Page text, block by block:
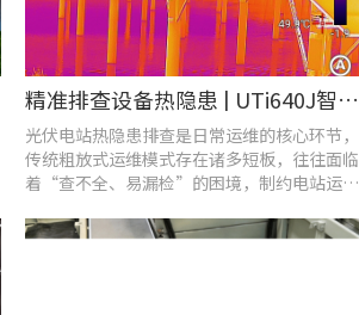
​精准排查设备热隐患 | UTi640J智能型红外热成像仪赋能光伏电站高效运维
光伏电站热隐患排查是日常运维的核心环节，
传统粗放式运维模式存在诸多短板，往往面临
着“查不全、易漏检”的困境，制约电站运维